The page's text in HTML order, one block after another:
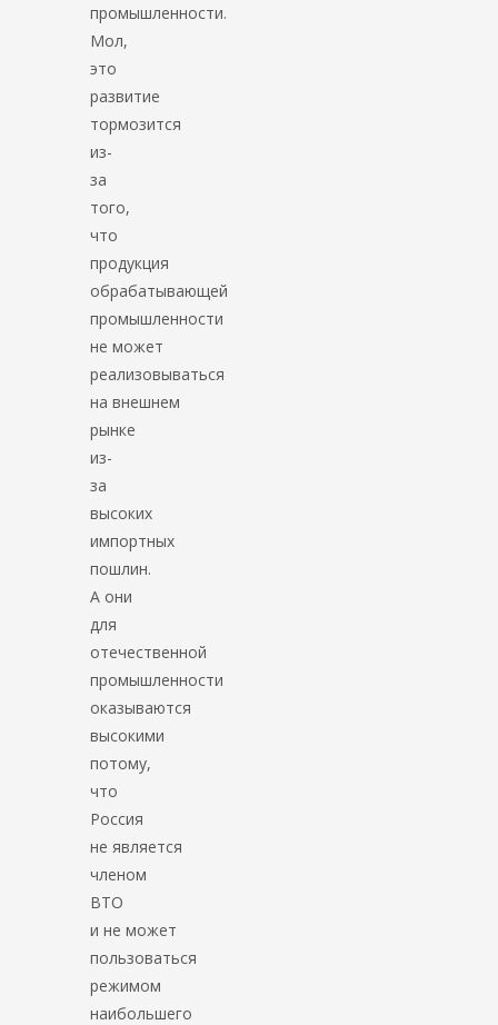
промышленности.
Мол,
это
развитие
тормозится
из-
за
того,
что
продукция
обрабатывающей
промышленности
не может
реализовываться
на внешнем
рынке
из-
за
высоких
импортных
пошлин.
А они
для
отечественной
промышленности
оказываются
высокими
потому,
что
Россия
не является
членом
ВТО
и не может
пользоваться
режимом
наибольшего